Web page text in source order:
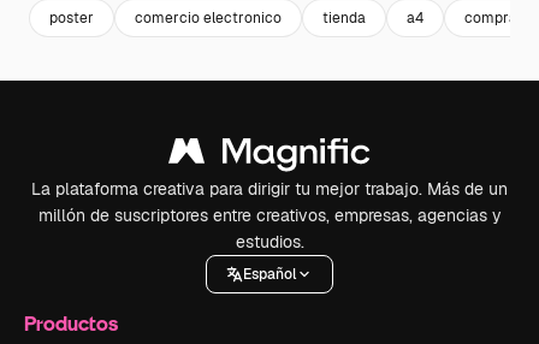
poster comercio electronico tienda a4 compras
La plataforma creativa para dirigir tu mejor trabajo. Más de un
millón de suscriptores entre creativos, empresas, agencias y
estudios.
Español
Productos